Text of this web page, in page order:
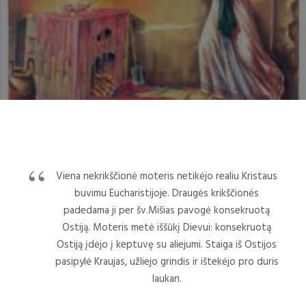
Viena nekrikščionė moteris netikėjo realiu Kristaus
buvimu Eucharistijoje. Draugės krikščionės
padedama ji per šv.Mišias pavogė konsekruotą
Ostiją. Moteris metė iššūkį Dievui: konsekruotą
Ostiją įdėjo į keptuvę su aliejumi. Staiga iš Ostijos
pasipylė Kraujas, užliejo grindis ir ištekėjo pro duris
laukan.